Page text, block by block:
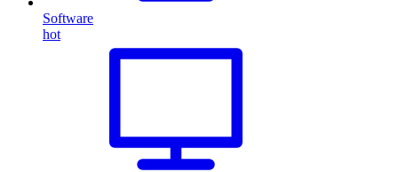
Software
hot